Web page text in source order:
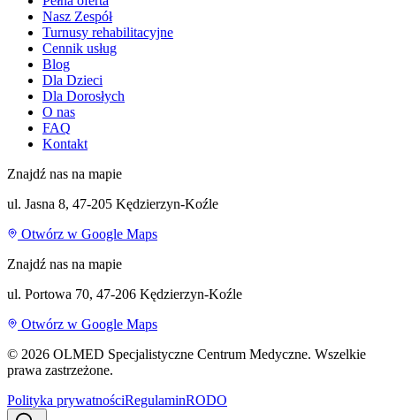
Nasz Zespół
Turnusy rehabilitacyjne
Cennik usług
Blog
Dla Dzieci
Dla Dorosłych
O nas
FAQ
Kontakt
Znajdź nas na mapie
ul. Jasna 8, 47-205 Kędzierzyn-Koźle
Otwórz w Google Maps
Znajdź nas na mapie
ul. Portowa 70, 47-206 Kędzierzyn-Koźle
Otwórz w Google Maps
© 2026 OLMED Specjalistyczne Centrum Medyczne. Wszelkie
prawa zastrzeżone.
Polityka prywatnościRegulaminRODO